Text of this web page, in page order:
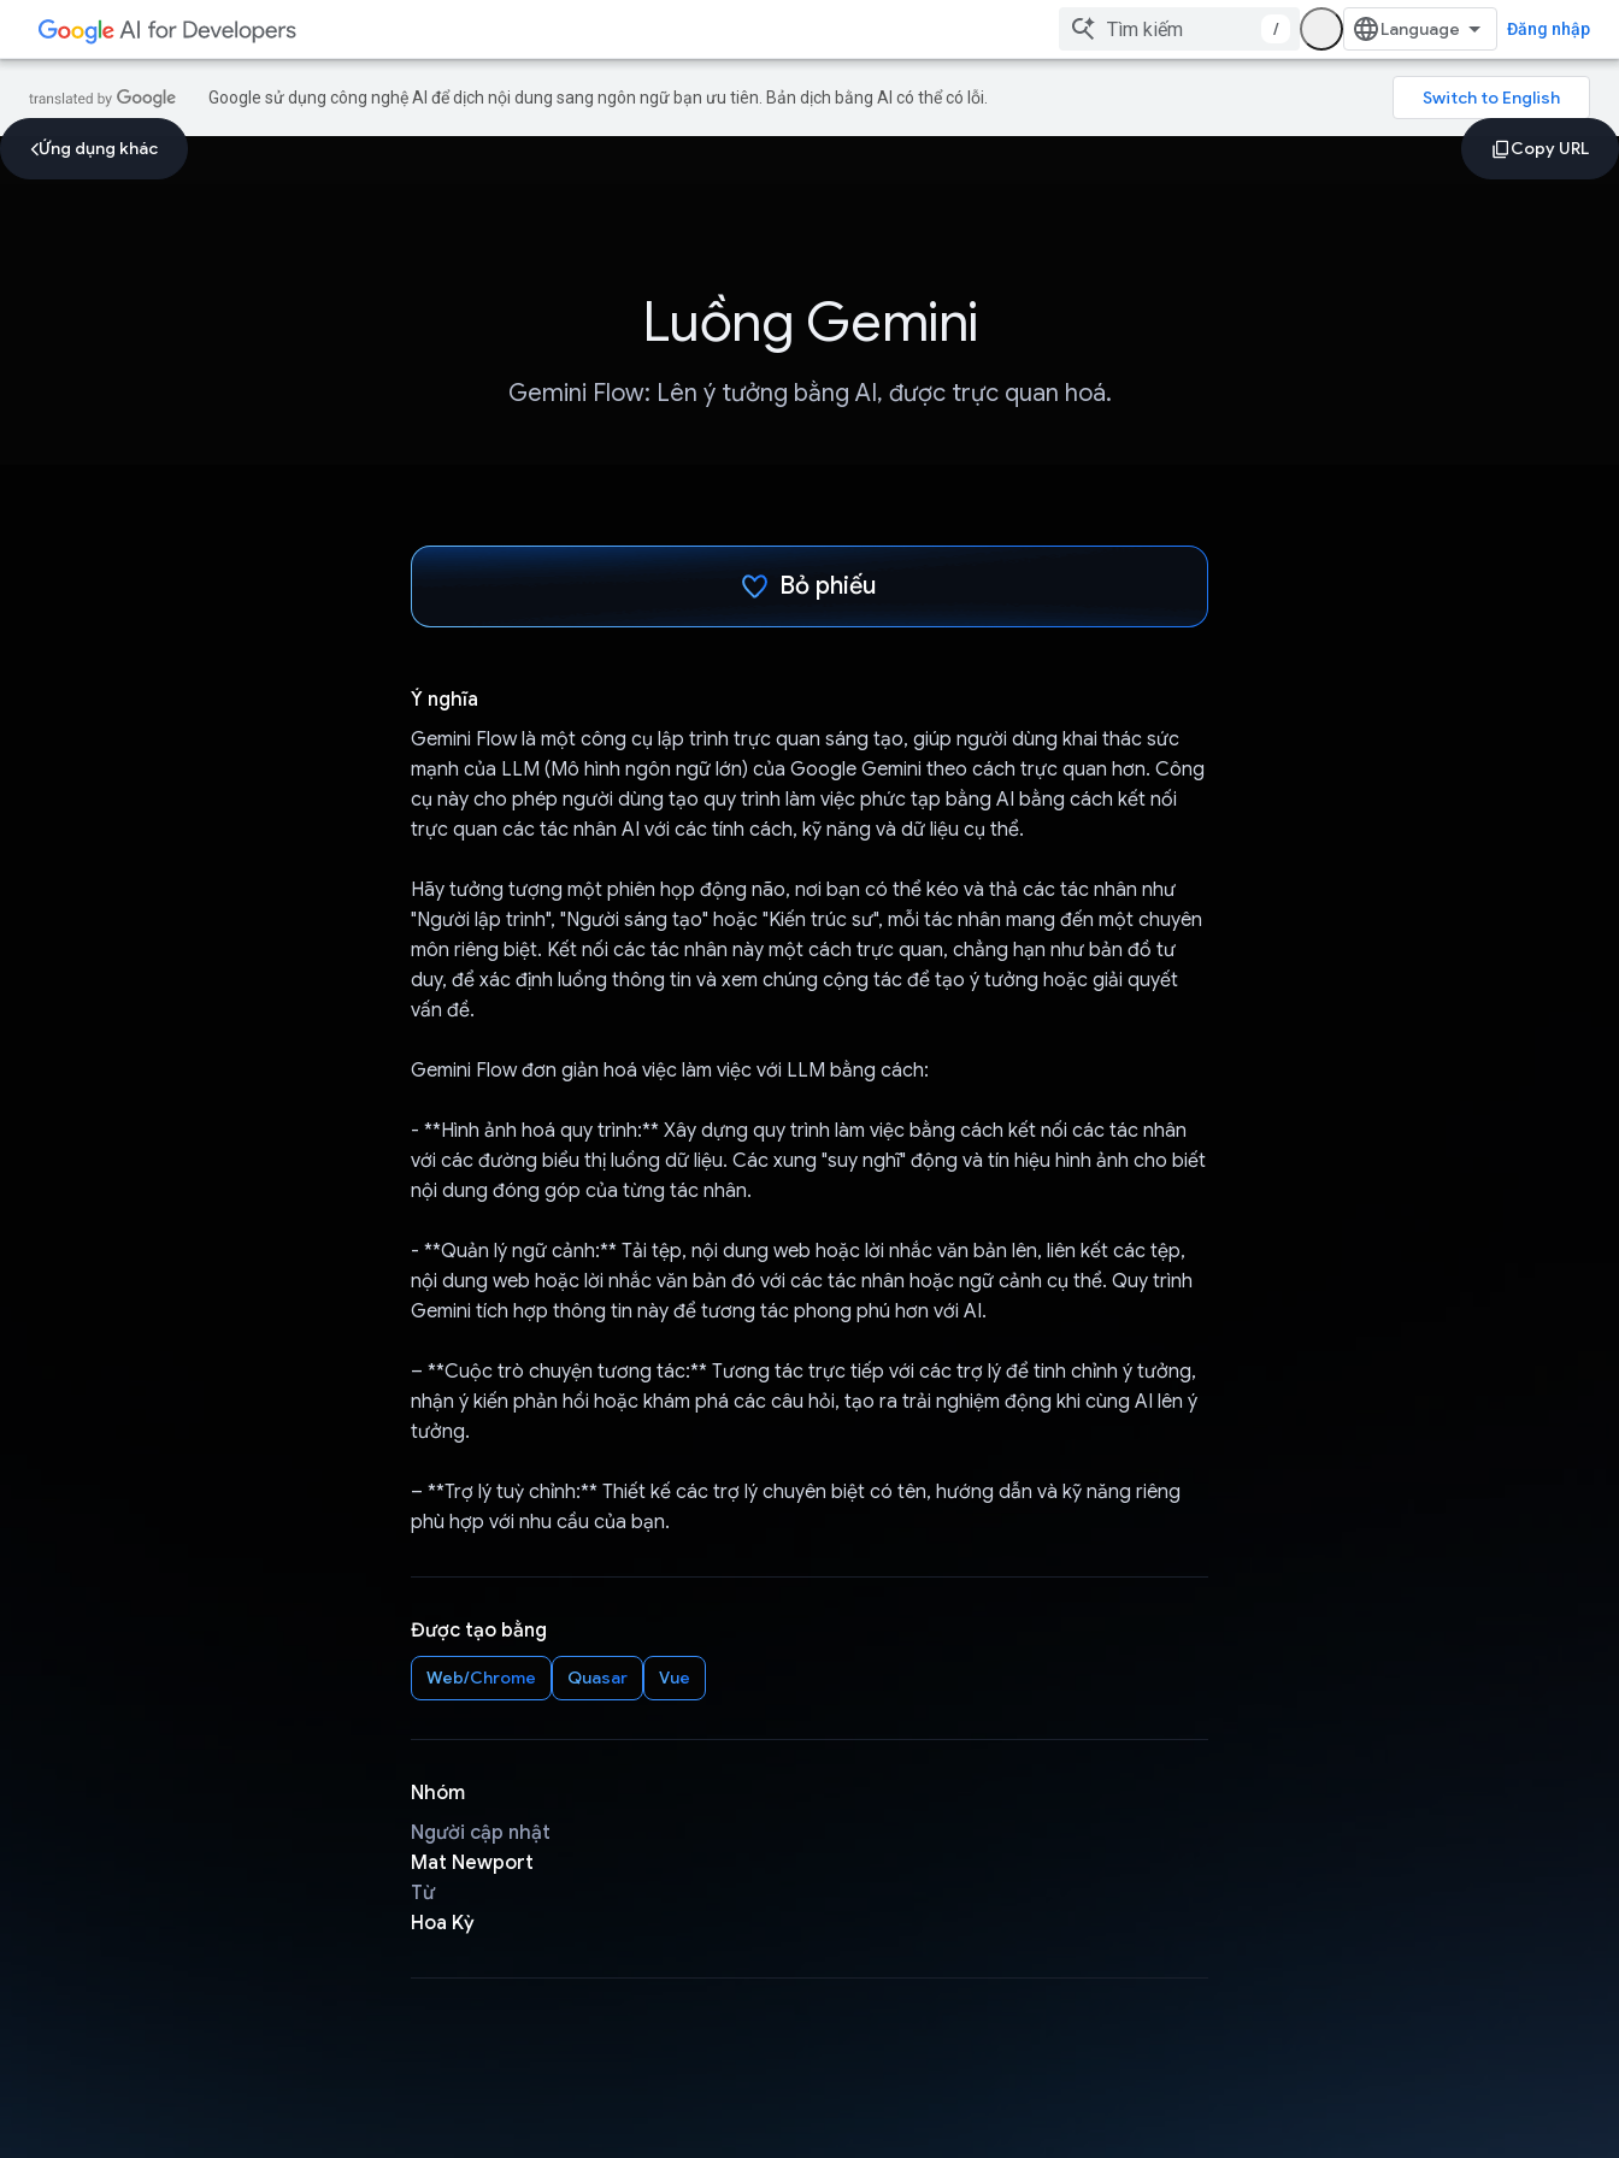
/ Đăng nhập
Google sử dụng công nghệ AI để dịch nội dung sang ngôn ngữ bạn ưu tiên. Bản dịch bằng AI có thể có lỗi.
Ứng dụng khác
Luồng Gemini
Gemini Flow: Lên ý tưởng bằng AI, được trực quan hoá.
Bỏ phiếu
Ý nghĩa
Gemini Flow là một công cụ lập trình trực quan sáng tạo, giúp người dùng khai thác sức
mạnh của LLM (Mô hình ngôn ngữ lớn) của Google Gemini theo cách trực quan hơn. Công
cụ này cho phép người dùng tạo quy trình làm việc phức tạp bằng AI bằng cách kết nối
trực quan các tác nhân AI với các tính cách, kỹ năng và dữ liệu cụ thể.
Hãy tưởng tượng một phiên họp động não, nơi bạn có thể kéo và thả các tác nhân như
"Người lập trình", "Người sáng tạo" hoặc "Kiến trúc sư", mỗi tác nhân mang đến một chuyên
môn riêng biệt. Kết nối các tác nhân này một cách trực quan, chẳng hạn như bản đồ tư
duy, để xác định luồng thông tin và xem chúng cộng tác để tạo ý tưởng hoặc giải quyết
vấn đề.
Gemini Flow đơn giản hoá việc làm việc với LLM bằng cách:
- **Hình ảnh hoá quy trình:** Xây dựng quy trình làm việc bằng cách kết nối các tác nhân
với các đường biểu thị luồng dữ liệu. Các xung "suy nghĩ" động và tín hiệu hình ảnh cho biết
nội dung đóng góp của từng tác nhân.
- **Quản lý ngữ cảnh:** Tải tệp, nội dung web hoặc lời nhắc văn bản lên, liên kết các tệp,
nội dung web hoặc lời nhắc văn bản đó với các tác nhân hoặc ngữ cảnh cụ thể. Quy trình
Gemini tích hợp thông tin này để tương tác phong phú hơn với AI.
– **Cuộc trò chuyện tương tác:** Tương tác trực tiếp với các trợ lý để tinh chỉnh ý tưởng,
nhận ý kiến phản hồi hoặc khám phá các câu hỏi, tạo ra trải nghiệm động khi cùng AI lên ý
tưởng.
– **Trợ lý tuỳ chỉnh:** Thiết kế các trợ lý chuyên biệt có tên, hướng dẫn và kỹ năng riêng
phù hợp với nhu cầu của bạn.
Được tạo bằng
Web/Chrome Quasar Vue
Nhóm
Người cập nhật
Mat Newport
Từ
Hoa Kỳ